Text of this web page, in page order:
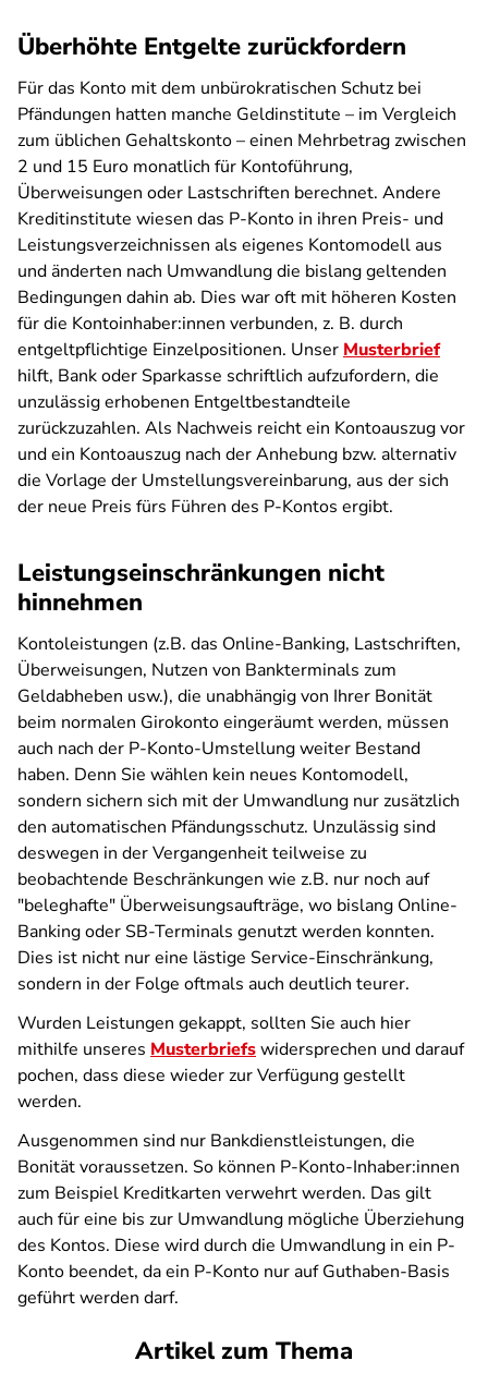
Überhöhte Entgelte zurückfordern
Für das Konto mit dem unbürokratischen Schutz bei
Pfändungen hatten manche Geldinstitute – im Vergleich
zum üblichen Gehaltskonto – einen Mehrbetrag zwischen
2 und 15 Euro monatlich für Kontoführung,
Überweisungen oder Lastschriften berechnet. Andere
Kreditinstitute wiesen das P-Konto in ihren Preis- und
Leistungsverzeichnissen als eigenes Kontomodell aus
und änderten nach Umwandlung die bislang geltenden
Bedingungen dahin ab. Dies war oft mit höheren Kosten
für die Kontoinhaber:innen verbunden, z. B. durch
entgeltpflichtige Einzelpositionen. Unser Musterbrief
hilft, Bank oder Sparkasse schriftlich aufzufordern, die
unzulässig erhobenen Entgeltbestandteile
zurückzuzahlen. Als Nachweis reicht ein Kontoauszug vor
und ein Kontoauszug nach der Anhebung bzw. alternativ
die Vorlage der Umstellungsvereinbarung, aus der sich
der neue Preis fürs Führen des P-Kontos ergibt.
Leistungseinschränkungen nicht
hinnehmen
Kontoleistungen (z.B. das Online-Banking, Lastschriften,
Überweisungen, Nutzen von Bankterminals zum
Geldabheben usw.), die unabhängig von Ihrer Bonität
beim normalen Girokonto eingeräumt werden, müssen
auch nach der P-Konto-Umstellung weiter Bestand
haben. Denn Sie wählen kein neues Kontomodell,
sondern sichern sich mit der Umwandlung nur zusätzlich
den automatischen Pfändungsschutz. Unzulässig sind
deswegen in der Vergangenheit teilweise zu
beobachtende Beschränkungen wie z.B. nur noch auf
"beleghafte" Überweisungsaufträge, wo bislang Online-
Banking oder SB-Terminals genutzt werden konnten.
Dies ist nicht nur eine lästige Service-Einschränkung,
sondern in der Folge oftmals auch deutlich teurer.
Wurden Leistungen gekappt, sollten Sie auch hier
mithilfe unseres Musterbriefswidersprechen und darauf
pochen, dass diese wieder zur Verfügung gestellt
werden.
Ausgenommen sind nur Bankdienstleistungen, die
Bonität voraussetzen. So können P-Konto-Inhaber:innen
zum Beispiel Kreditkarten verwehrt werden. Das gilt
auch für eine bis zur Umwandlung mögliche Überziehung
des Kontos. Diese wird durch die Umwandlung in ein P-
Konto beendet, da ein P-Konto nur auf Guthaben-Basis
geführt werden darf.
Artikel zum Thema